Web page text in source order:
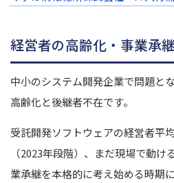
経営者の高齢化・事業承
中小のシステム開発企業で問題と
高齢化と後継者不在です。
受託開発ソフトウェアの経営者平
（2023年段階）、まだ現場で動
業承継を本格的に考え始める時期